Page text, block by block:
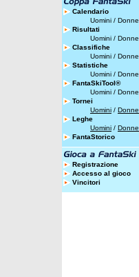
Calendario
Uomini / Donne
Risultati
Uomini / Donne
Classifiche
Uomini / Donne
Statistiche
Uomini / Donne
FantaSkiTool®
Uomini / Donne
Tornei
Uomini / Donne
Leghe
Uomini / Donne
FantaStorico
Registrazione
Accesso al gioco
Vincitori